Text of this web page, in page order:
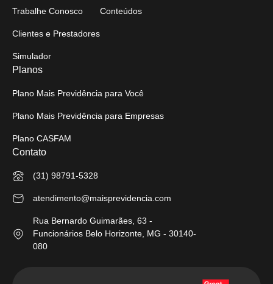
Trabalhe Conosco
Clientes e Prestadores
Simulador
Conteúdos
Planos
Plano Mais Previdência para Você
Plano Mais Previdência para Empresas
Plano CASFAM
Contato
(31) 98791-5328
atendimento@maisprevidencia.com
Rua Bernardo Guimarães, 63 -
Funcionários Belo Horizonte, MG - 30140-
080